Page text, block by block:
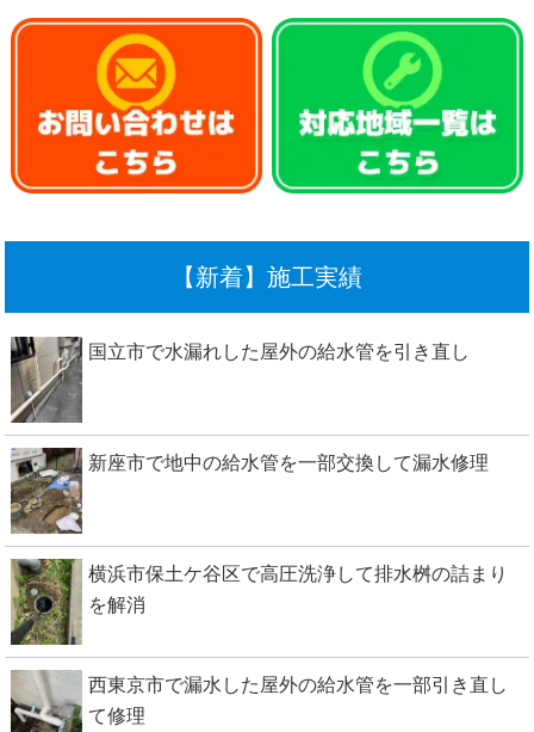
【新着】施工実績
国立市で水漏れした屋外の給水管を引き直し
新座市で地中の給水管を一部交換して漏水修理
横浜市保土ケ谷区で高圧洗浄して排水桝の詰まり
を解消
西東京市で漏水した屋外の給水管を一部引き直し
て修理